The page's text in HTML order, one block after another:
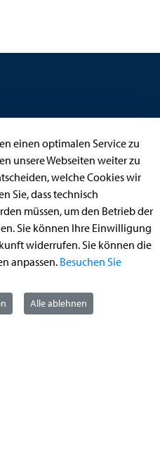
online)
einen optimalen Service zu
unsere Webseiten weiter zu
welche Cookies wir
Sie, dass technisch
müssen, um den Betrieb der
Sie können Ihre Einwilligung
widerrufen. Sie können die
anpassen. Besuchen Sie
Alle ablehnen